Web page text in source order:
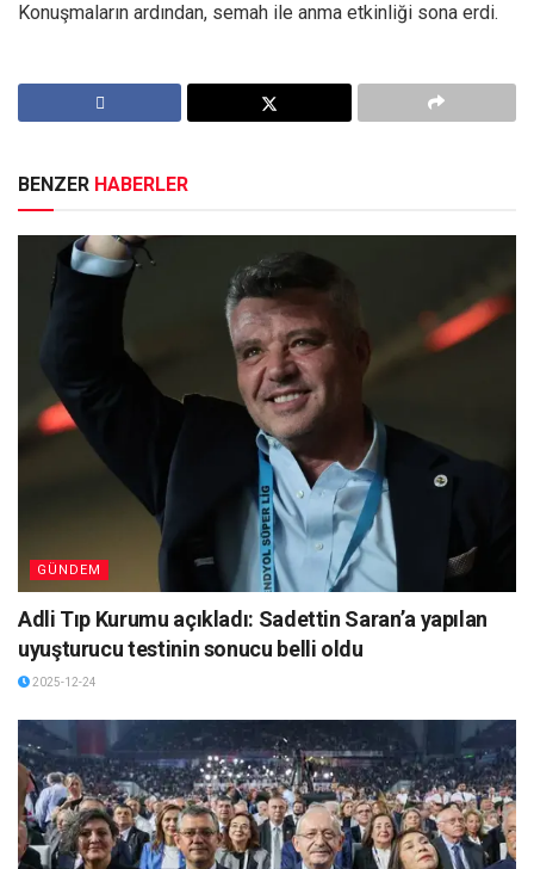
Konuşmaların ardından, semah ile anma etkinliği sona erdi.
BENZER HABERLER
GÜNDEM
Adli Tıp Kurumu açıkladı: Sadettin Saran’a yapılan
uyuşturucu testinin sonucu belli oldu
2025-12-24